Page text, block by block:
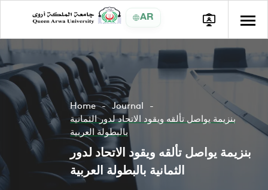
AR
Home
Journal
بنزيمة يواصل تألقه ويقود الاتحاد لدور الثمانية
بالبطولة العربية
بنزيمة يواصل تألقه ويقود الاتحاد لدور
الثمانية بالبطولة العربية